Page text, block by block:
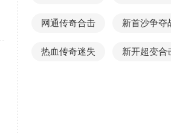
网通传奇合击 新首沙争夺
热血传奇迷失 新开超变合